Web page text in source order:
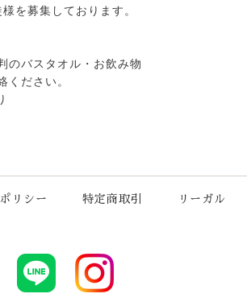
を募集しております。
のバスタオル・お飲み物
ください。
リシー 特定商取引 リーガル